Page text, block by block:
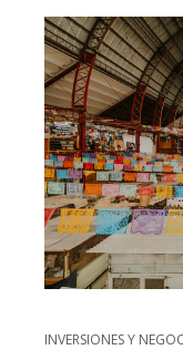
INVERSIONES Y